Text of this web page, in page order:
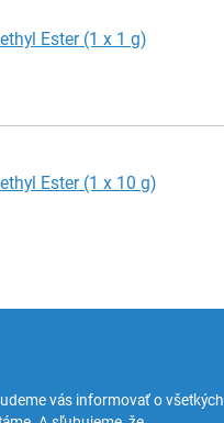
Ester (1 x 1 g)
Ester (1 x 10 g)
vás informovať o všetkých